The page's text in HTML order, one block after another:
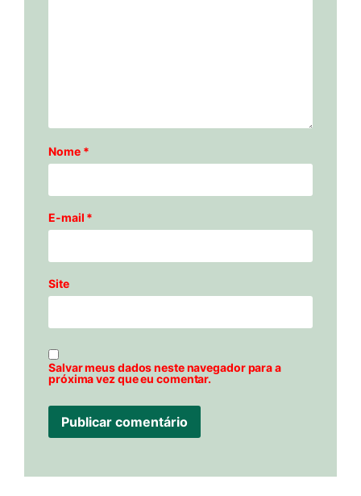
Nome *
E-mail *
Site
Salvar meus dados neste navegador para a
próxima vez que eu comentar.